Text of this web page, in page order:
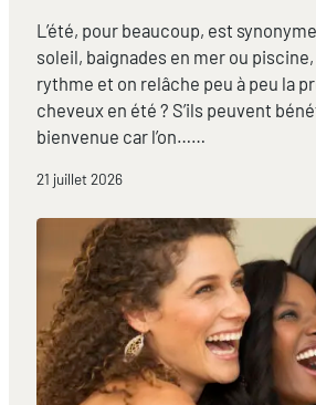
L’été, pour beaucoup, est
soleil, baignades en mer ou
rythme et on relâche peu à peu la
cheveux en été ? S’ils peuvent
bienvenue car l’on……
21 juillet 2026